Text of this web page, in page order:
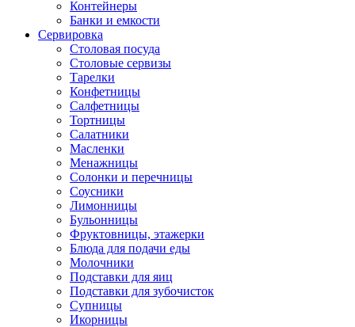
Контейнеры
Банки и емкости
Сервировка
Столовая посуда
Столовые сервизы
Тарелки
Конфетницы
Салфетницы
Тортницы
Салатники
Масленки
Менажницы
Солонки и перечницы
Соусники
Лимонницы
Бульонницы
Фруктовницы, этажерки
Блюда для подачи еды
Молочники
Подставки для яиц
Подставки для зубочисток
Супницы
Икорницы